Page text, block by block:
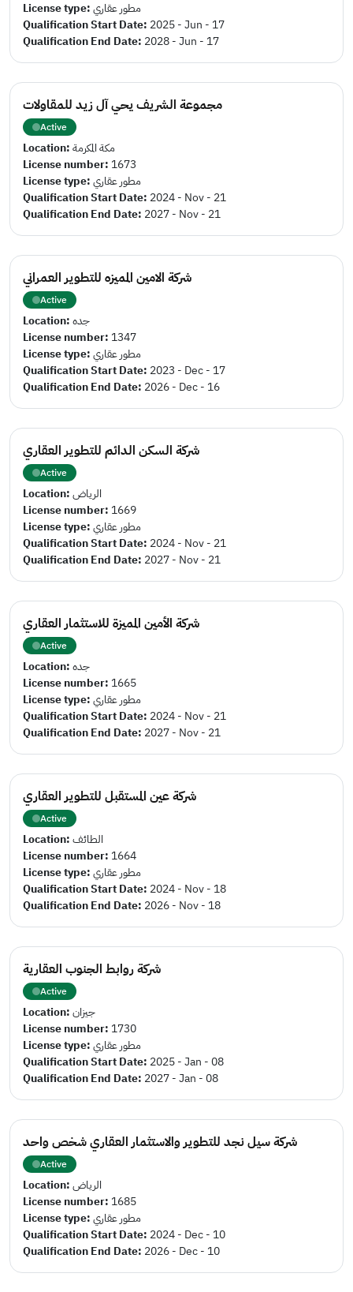
License type:مطور عقاري
Qualification Start Date: 2025 - Jun - 17
Qualification End Date: 2028 - Jun - 17
مجموعة الشريف يحي آل زيد للمقاولات
Active
Location:مكة المكرمة
License number: 1673
License type:مطور عقاري
Qualification Start Date: 2024 - Nov - 21
Qualification End Date: 2027 - Nov - 21
شركة الامين المميزه للتطوير العمراني
Active
Location:جده
License number: 1347
License type:مطور عقاري
Qualification Start Date: 2023 - Dec - 17
Qualification End Date: 2026 - Dec - 16
شركة السكن الدائم للتطوير العقاري
Active
Location:الرياض
License number: 1669
License type:مطور عقاري
Qualification Start Date: 2024 - Nov - 21
Qualification End Date: 2027 - Nov - 21
شركة الأمين المميزة للاستثمار العقاري
Active
Location:جده
License number: 1665
License type:مطور عقاري
Qualification Start Date: 2024 - Nov - 21
Qualification End Date: 2027 - Nov - 21
شركة عين المستقبل للتطوير العقاري
Active
Location:الطائف
License number: 1664
License type:مطور عقاري
Qualification Start Date: 2024 - Nov - 18
Qualification End Date: 2026 - Nov - 18
شركة روابط الجنوب العقارية
Active
Location:جيزان
License number: 1730
License type:مطور عقاري
Qualification Start Date: 2025 - Jan - 08
Qualification End Date: 2027 - Jan - 08
شركة سيل نجد للتطوير والاستثمار العقاري شخص واحد
Active
Location:الرياض
License number: 1685
License type:مطور عقاري
Qualification Start Date: 2024 - Dec - 10
Qualification End Date: 2026 - Dec - 10